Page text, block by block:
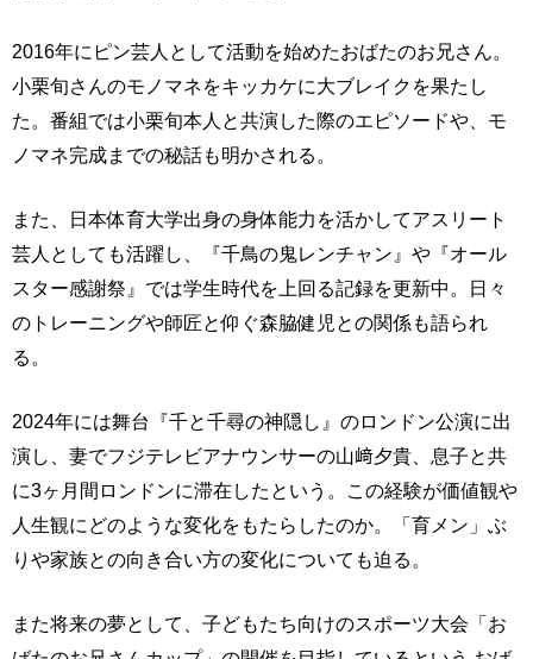
2016年にピン芸人として活動を始めたおばたのお兄さん。
小栗旬さんのモノマネをキッカケに大ブレイクを果たし
た。番組では小栗旬本人と共演した際のエピソードや、モ
ノマネ完成までの秘話も明かされる。
また、日本体育大学出身の身体能力を活かしてアスリート
芸人としても活躍し、『千鳥の鬼レンチャン』や『オール
スター感謝祭』では学生時代を上回る記録を更新中。日々
のトレーニングや師匠と仰ぐ森脇健児との関係も語られ
る。
2024年には舞台『千と千尋の神隠し』のロンドン公演に出
演し、妻でフジテレビアナウンサーの山﨑夕貴、息子と共
に3ヶ月間ロンドンに滞在したという。この経験が価値観や
人生観にどのような変化をもたらしたのか。「育メン」ぶ
りや家族との向き合い方の変化についても迫る。
また将来の夢として、子どもたち向けのスポーツ大会「お